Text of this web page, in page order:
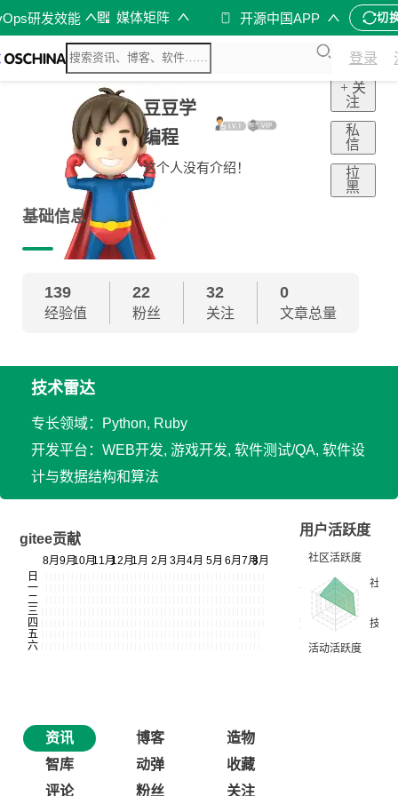
研发效能 媒体矩阵 开源中国APP 切
登录
豆豆学
编程
这个人没有介绍！
+ 关
注
私
信
拉
黑
基础信息
139
经验值
22
粉丝
32
关注
0
文章总量
技术雷达
专长领域：Python, Ruby
开发平台：WEB开发, 游戏开发, 软件测试/QA, 软件设
计与数据结构和算法
gitee贡献
用户活跃度
资讯 博客
造物
智库
动弹
收藏
评论
粉丝 关注